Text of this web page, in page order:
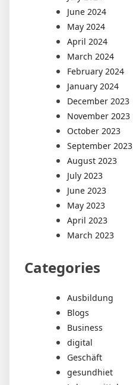
June 2024
May 2024
April 2024
March 2024
February 2024
January 2024
December 2023
November 2023
October 2023
September 2023
August 2023
July 2023
June 2023
May 2023
April 2023
March 2023
Categories
Ausbildung
Blogs
Business
digital
Geschäft
gesundhiet